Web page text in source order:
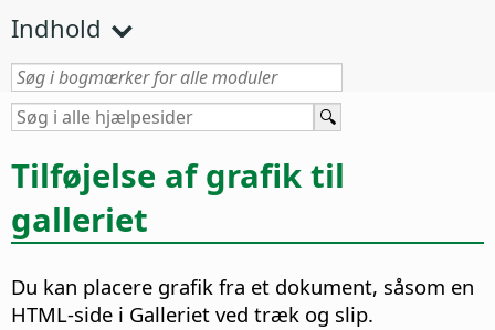
Indhold
Tilføjelse af grafik til
galleriet
Du kan placere grafik fra et dokument, såsom en
HTML-side i Galleriet ved træk og slip.